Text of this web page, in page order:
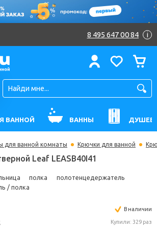
8 495 647 00 84 i
ВАННОЙ ВАННЫ
для ванной комнаты Крючки для ванной
Leaf LEASB40I41
/ полка